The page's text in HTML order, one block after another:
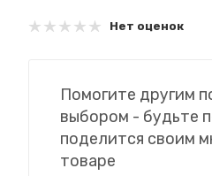
Нет оценок
Помогите другим
выбором - будьте
поделится своим
товаре